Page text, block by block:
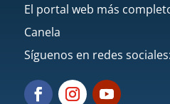
El portal web más
Canela
Síguenos en redes sociales: